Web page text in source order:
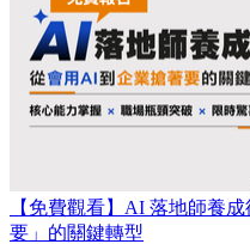
【免費觀看】AI 落地師養
要」的關鍵轉型